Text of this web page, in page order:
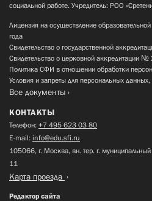
социальной работе. Учредитель: РОО
Лицензия на осуществление
года
Свидетельство о государственной
Свидетельство о церковной аккредитации
Политика СФИ в отношении обработки
Условия и запреты для персональных
Все документы
КОНТАКТЫ
Телефон: +7 495 623 03 80
E-mail: info@edu.sfi.ru
105066, г. Москва, вн. тер. г.
11
Карта проезда
Редактор сайта